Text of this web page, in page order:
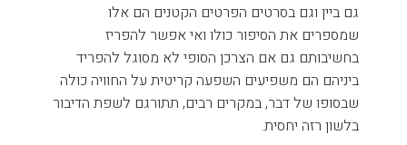
גם ביין וגם בסרטים הפרטים הקטנים הם אלו
שמספרים את הסיפור כולו ואי אפשר להפריז
בחשיבותם גם אם הצרכן הסופי לא מסוגל להפריד
ביניהם הם משפיעים השפעה קריטית על החוויה כולה
שבסופו של דבר, במקרים רבים, תתורגם לשפת הדיבור
בלשון רזה יחסית.